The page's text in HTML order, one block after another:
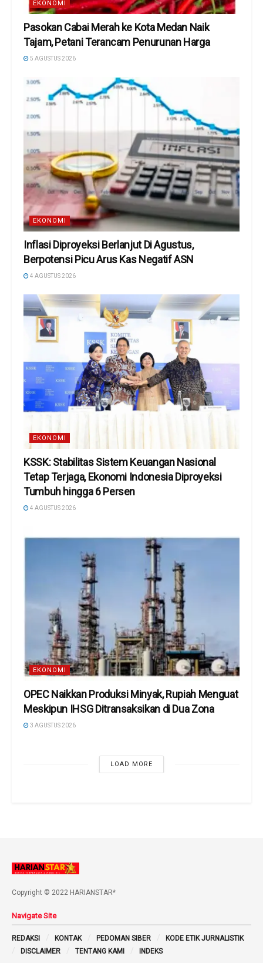
EKONOMI
Pasokan Cabai Merah ke Kota Medan Naik
Tajam, Petani Terancam Penurunan Harga
5 AGUSTUS 2026
EKONOMI
Inflasi Diproyeksi Berlanjut Di Agustus,
Berpotensi Picu Arus Kas Negatif ASN
4 AGUSTUS 2026
EKONOMI
KSSK: Stabilitas Sistem Keuangan Nasional
Tetap Terjaga, Ekonomi Indonesia Diproyeksi
Tumbuh hingga 6 Persen
4 AGUSTUS 2026
EKONOMI
OPEC Naikkan Produksi Minyak, Rupiah Menguat
Meskipun IHSG Ditransaksikan di Dua Zona
3 AGUSTUS 2026
LOAD MORE
Copyright © 2022 HARIANSTAR*
Navigate Site
REDAKSI KONTAK PEDOMAN SIBER
KODE ETIK JURNALISTIK
DISCLAIMER
TENTANG KAMI INDEKS